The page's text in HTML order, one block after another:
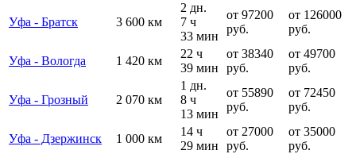
Уфа - Братск 3 600 км
2 дн.
7 ч
33 мин
от 97200
руб.
от 126000
руб.
Уфа - Вологда 1 420 км
22 ч
39 мин
от 38340
руб.
от 49700
руб.
Уфа - Грозный 2 070 км
1 дн.
8 ч
13 мин
от 55890
руб.
от 72450
руб.
Уфа - Дзержинск 1 000 км
14 ч
29 мин
от 27000
руб.
от 35000
руб.